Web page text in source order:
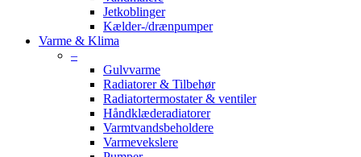
Jetkoblinger
Kælder-/drænpumper
Varme & Klima
–
Gulvvarme
Radiatorer & Tilbehør
Radiatortermostater & ventiler
Håndklæderadiatorer
Varmtvandsbeholdere
Varmevekslere